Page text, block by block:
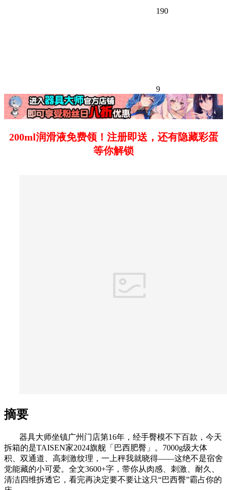
190
9
200ml润滑液免费领！注册即送，还有隐藏彩蛋
等你解锁
摘要
器具大师坐镇广州门店第16年，经手臀模不下百款，今天
拆箱的是TAISEN家2024旗舰「巴西肥臀」。7000g级大体
积、双通道、高刺激纹理，一上秤我就晓得——这绝不是宿舍
党能藏的小可爱。全文3600+字，带你从肉感、刺激、耐久、
清洁四维拆透它，看完再决定要不要让这只“巴西臀”霸占你的